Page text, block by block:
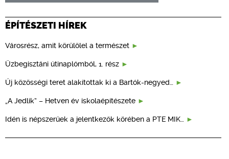
ÉPÍTÉSZETI HÍREK
Városrész, amit körülölel a természet
Üzbegisztáni útinaplómból, 1. rész
Új közösségi teret alakítottak ki a Bartók-negyed…
„A Jedlik” – Hetven év iskolaépítészete
Idén is népszerűek a jelentkezők körében a PTE MIK…